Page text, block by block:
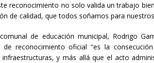
reconocimiento no solo valida un trabajo
de calidad, que todos soñamos para
de educación municipal, Rodrigo
de reconocimiento oficial “es la
infraestructuras, y más allá que el acto